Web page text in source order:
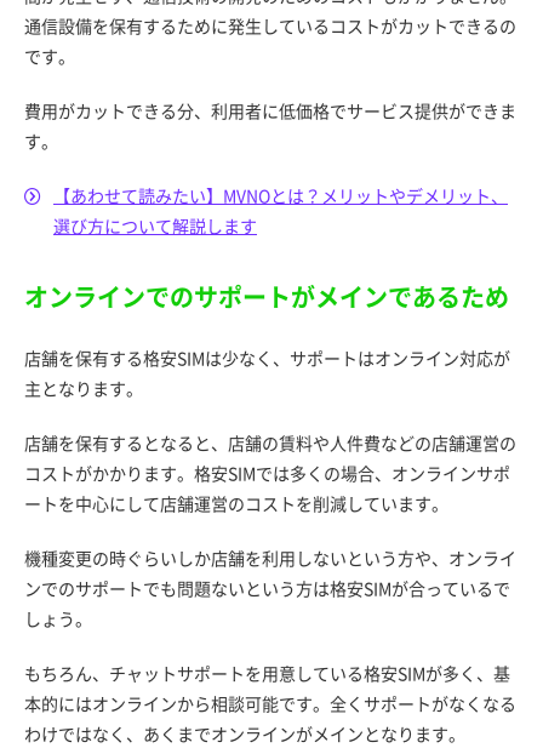
通信設備を保有するために発生しているコストがカットできるの
です。
費用がカットできる分、利用者に低価格でサービス提供ができま
す。
【あわせて読みたい】MVNOとは？メリットやデメリット、
選び方について解説します
オンラインでのサポートがメインであるため
店舗を保有する格安SIMは少なく、サポートはオンライン対応が
主となります。
店舗を保有するとなると、店舗の賃料や人件費などの店舗運営の
コストがかかります。格安SIMでは多くの場合、オンラインサポ
ートを中心にして店舗運営のコストを削減しています。
機種変更の時ぐらいしか店舗を利用しないという方や、オンライ
ンでのサポートでも問題ないという方は格安SIMが合っているで
しょう。
もちろん、チャットサポートを用意している格安SIMが多く、基
本的にはオンラインから相談可能です。全くサポートがなくなる
わけではなく、あくまでオンラインがメインとなります。